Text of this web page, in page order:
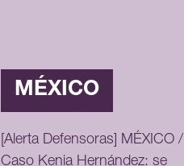
MÉXICO
[Alerta Defensoras] MÉXICO /
Caso Kenia Hernández: se